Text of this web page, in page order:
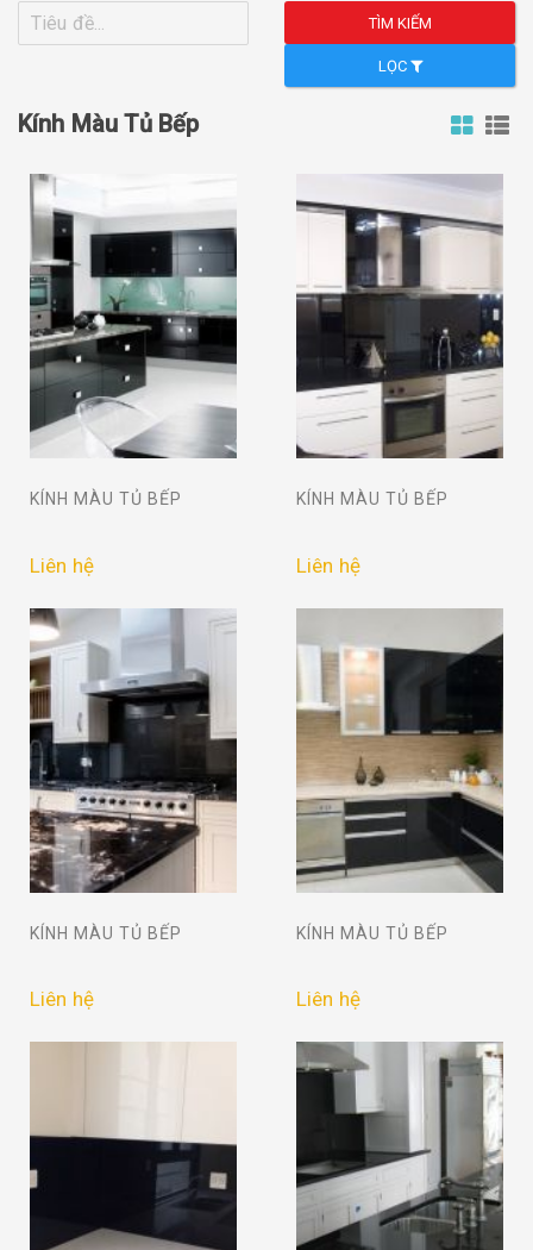
TÌM KIẾM
LỌC
Kính Màu Tủ Bếp
KÍNH MÀU TỦ BẾP
Liên hệ
KÍNH MÀU TỦ BẾP
Liên hệ
KÍNH MÀU TỦ BẾP
Liên hệ
KÍNH MÀU TỦ BẾP
Liên hệ